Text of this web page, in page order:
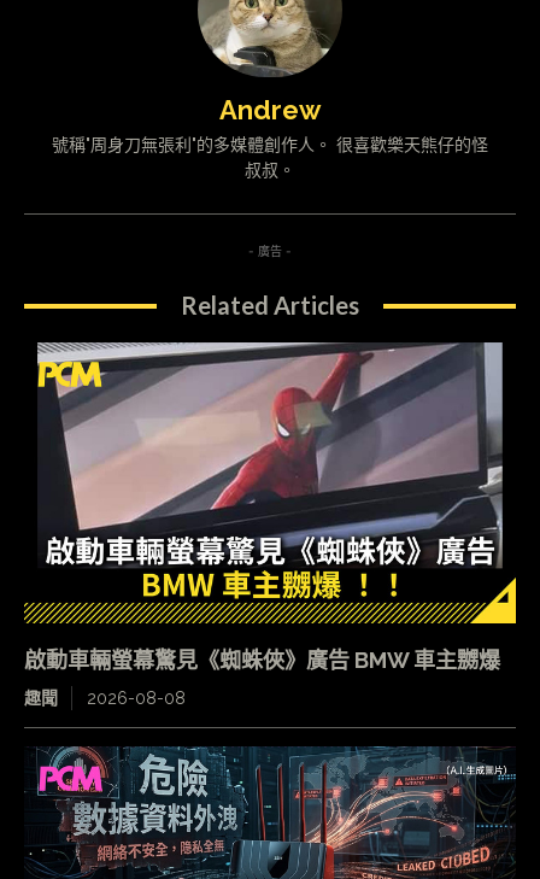
Andrew
號稱"周身刀無張利"的多媒體創作人。 很喜歡樂天熊仔的怪
叔叔。
- 廣告 -
Related Articles
啟動車輛螢幕驚見《蜘蛛俠》廣告 BMW 車主嬲爆
趣聞 2026-08-08